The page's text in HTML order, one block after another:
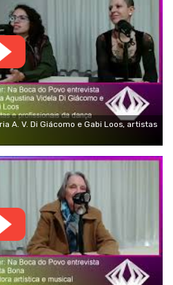
A. V. Di Giácomo e Gabi Loos, artistas